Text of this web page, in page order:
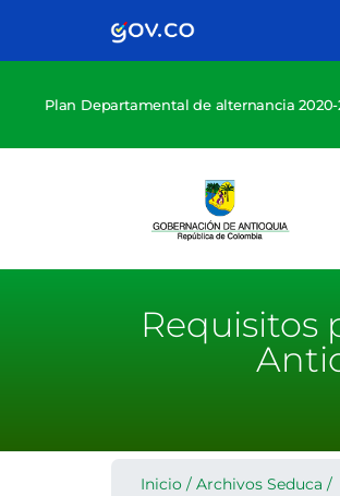
Plan Departamental de alternancia 2020-
Requisitos
Inicio / Archivos Seduca /